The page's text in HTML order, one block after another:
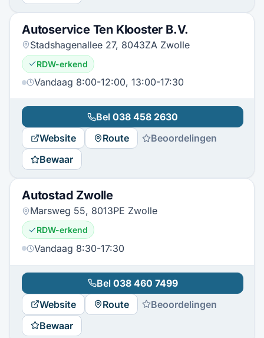
Autoservice Ten Klooster B.V.
Stadshagenallee 27, 8043ZA Zwolle
RDW-erkend
Vandaag 8:00-12:00, 13:00-17:30
Bel 038 458 2630
Website
Route
Beoordelingen
Bewaar
Autostad Zwolle
Marsweg 55, 8013PE Zwolle
RDW-erkend
Vandaag 8:30-17:30
Bel 038 460 7499
Website
Route
Beoordelingen
Bewaar